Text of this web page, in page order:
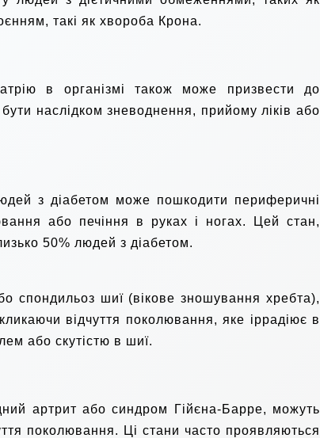
такі як хвороба Крона.
в організмі також може призвести до
наслідком зневоднення, прийому ліків або
з діабетом може пошкодити периферичні
або печіння в руках і ногах. Цей стан,
50% людей з діабетом.
спондильоз шиї (вікове зношування хребта),
відчуття поколювання, яке іррадіює в
або скутістю в шиї.
артрит або синдром Гійєна-Барре, можуть
поколювання. Ці стани часто проявляються